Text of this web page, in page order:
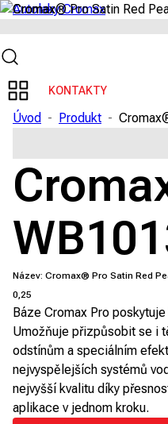
KONTAKTY
Úvod - Produkt -
Název: Cromax® Pro Satin Red
0,25
Báze Cromax Pro
Umožňuje přizpůsobit se i
odstínům a speciálním
nejvyspělejších systémů
nejvyšší kvalitu díky
aplikace v jednom kroku.